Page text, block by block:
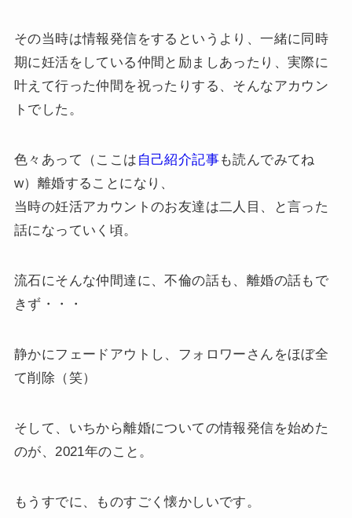
その当時は情報発信をするというより、一緒に同時
期に妊活をしている仲間と励ましあったり、実際に
叶えて行った仲間を祝ったりする、そんなアカウン
トでした。
色々あって（ここは 自己紹介記事も読んでみてね
w）離婚することになり、
当時の妊活アカウントのお友達は二人目、と言った
話になっていく頃。
流石にそんな仲間達に、不倫の話も、離婚の話もで
きず・・・
静かにフェードアウトし、フォロワーさんをほぼ全
て削除（笑）
そして、いちから離婚についての情報発信を始めた
のが、2021年のこと。
もうすでに、ものすごく懐かしいです。